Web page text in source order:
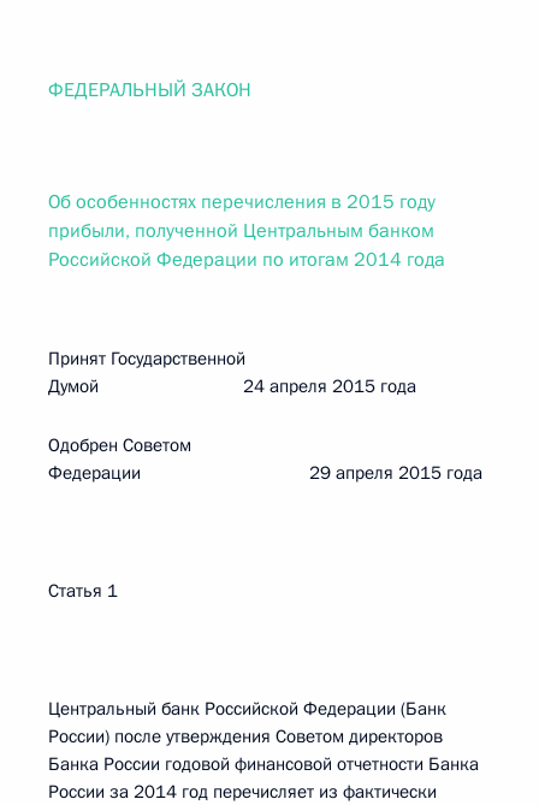
ФЕДЕРАЛЬНЫЙ ЗАКОН
Об особенностях перечисления в 2015 году
прибыли, полученной Центральным банком
Российской Федерации по итогам 2014 года
Принят Государственной
Думой 24 апреля 2015 года
Одобрен Советом
Федерации 29 апреля 2015 года
Статья 1
Центральный банк Российской Федерации (Банк
России) после утверждения Советом директоров
Банка России годовой финансовой отчетности Банка
России за 2014 год перечисляет из фактически